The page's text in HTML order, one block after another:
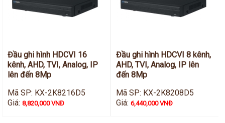
Đầu ghi hình HDCVI 16
kênh, AHD, TVI, Analog, IP
lên đến 8Mp
Mã SP: KX-2K8216D5
Giá:8,820,000 VNĐ
Đầu ghi hình HDCVI 8 kênh,
AHD, TVI, Analog, IP lên
đến 8Mp
Mã SP: KX-2K8208D5
Giá: 6,440,000 VNĐ